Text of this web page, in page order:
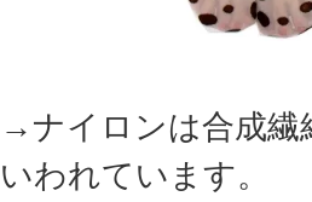
→ナイロンは合成繊
いわれています。